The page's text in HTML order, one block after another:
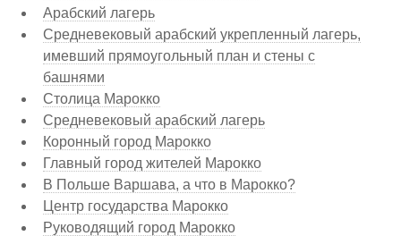
Арабский лагерь
Средневековый арабский укрепленный лагерь,
имевший прямоугольный план и стены с
башнями
Столица Марокко
Средневековый арабский лагерь
Коронный город Марокко
Главный город жителей Марокко
В Польше Варшава, а что в Марокко?
Центр государства Марокко
Руководящий город Марокко